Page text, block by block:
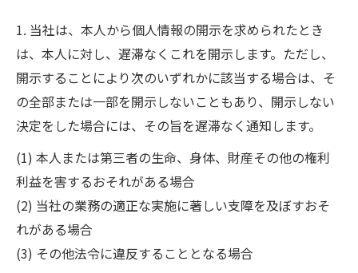
1. 当社は、本人から個人情報の開示を求められたとき
は、本人に対し、遅滞なくこれを開示します。ただし、
開示することにより次のいずれかに該当する場合は、そ
の全部または一部を開示しないこともあり、開示しない
決定をした場合には、その旨を遅滞なく通知します。
(1) 本人または第三者の生命、身体、財産その他の権利
利益を害するおそれがある場合
(2) 当社の業務の適正な実施に著しい支障を及ぼすおそ
れがある場合
(3) その他法令に違反することとなる場合